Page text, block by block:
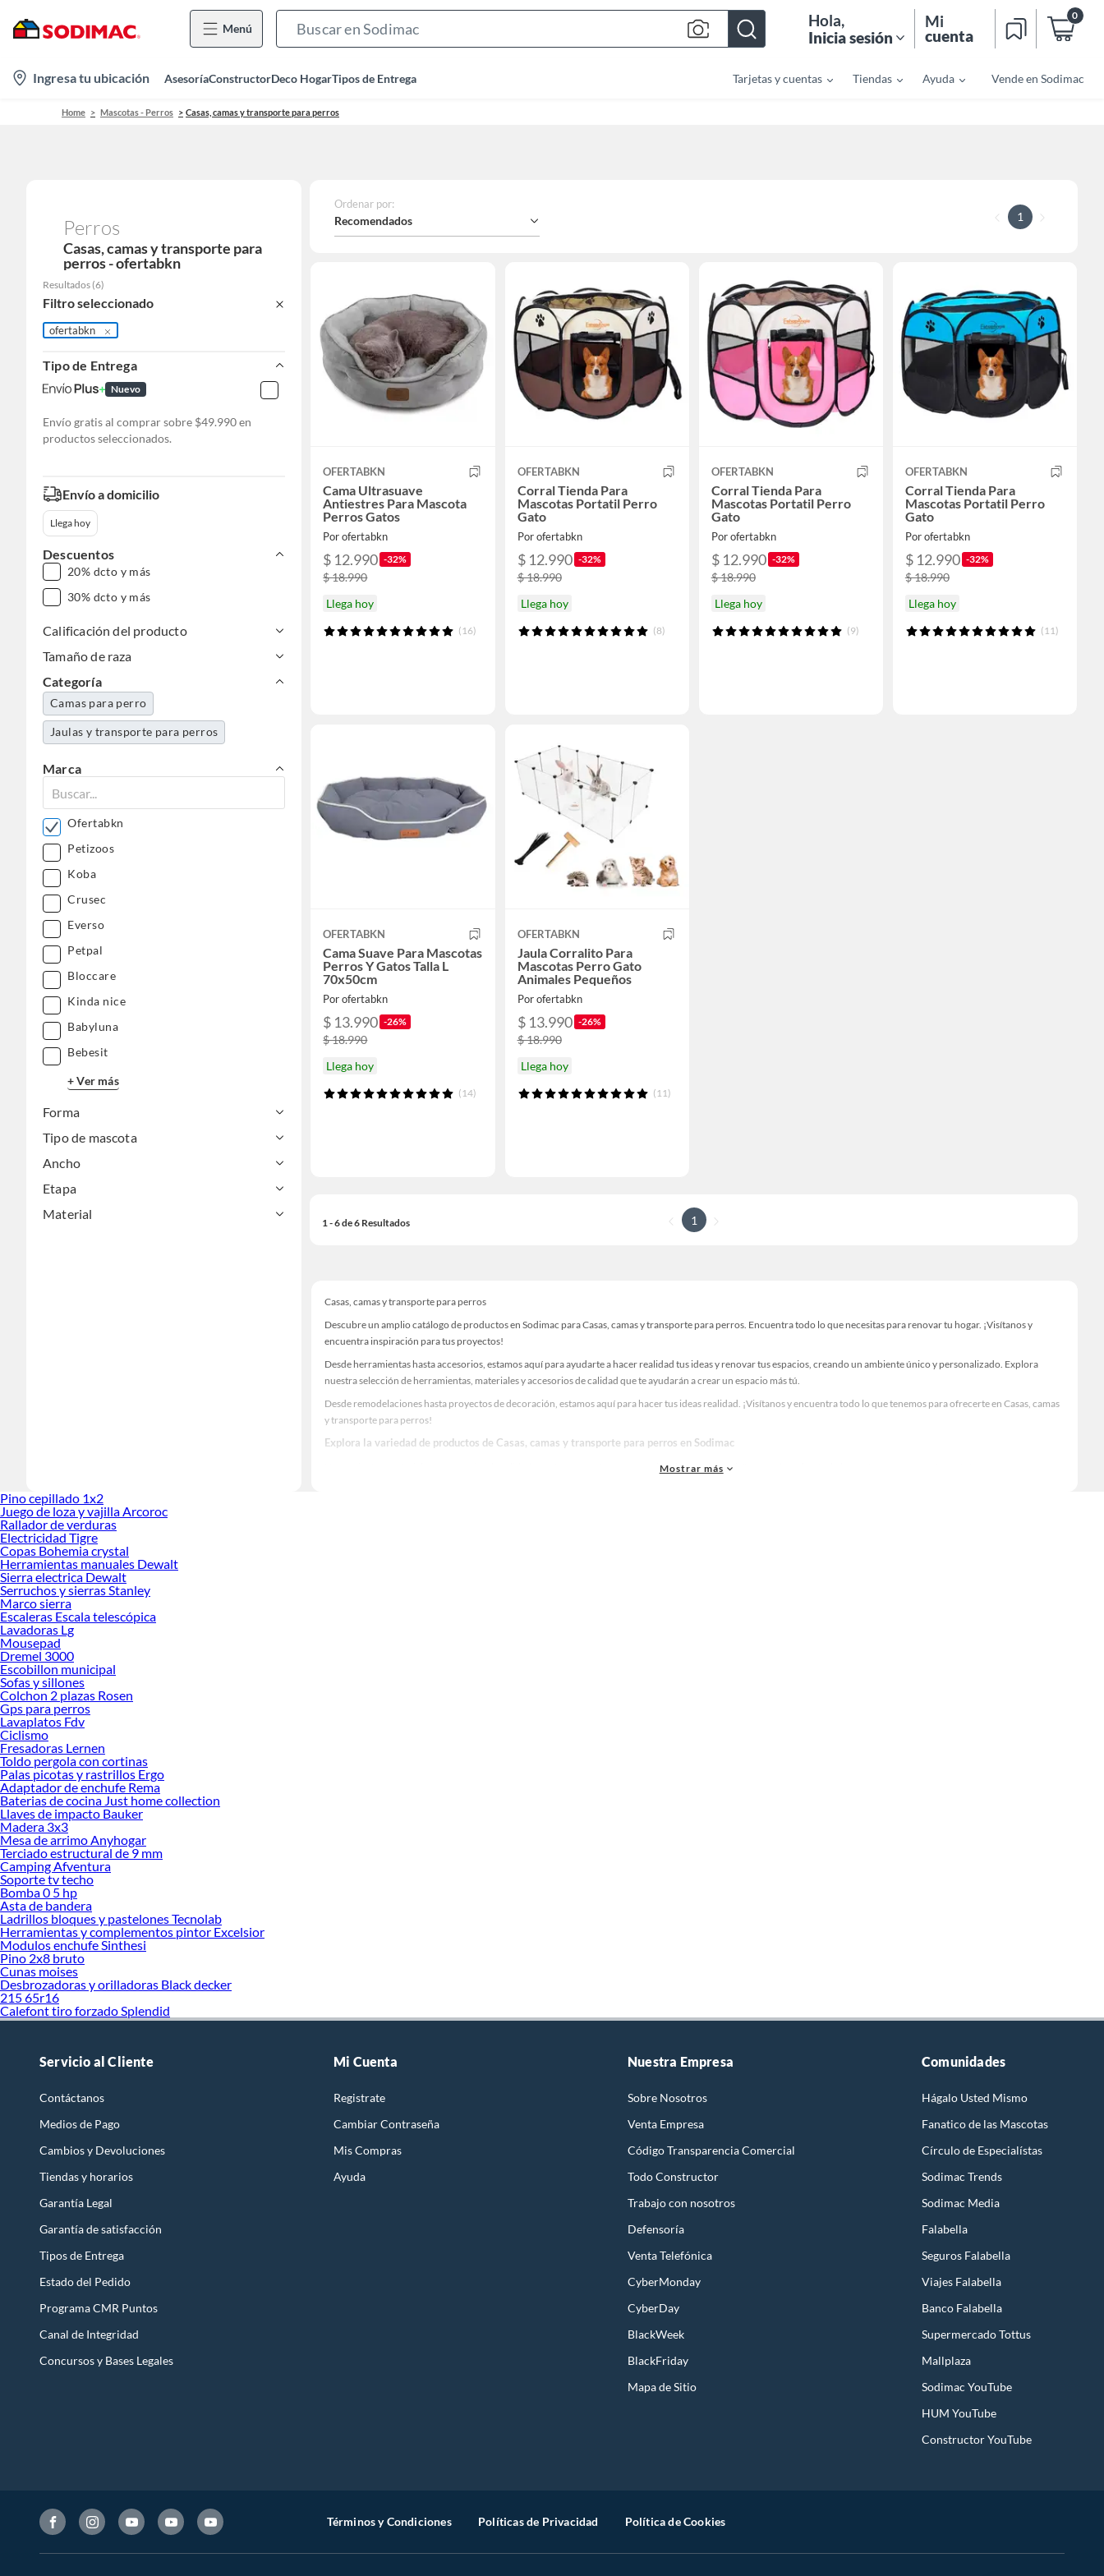
Menú
Bar
Hola,
Inicia sesión
Mi
cuenta
0
location-
icon
Ingresa tu ubicación AsesoríaConstructorDeco HogarTipos de Entrega Tarjetas y cuentas Tiendas Ayuda Vende en Sodimac
Home Mascotas - Perros Casas, camas y transporte para perros
Perros
Casas, camas y transporte para
perros - ofertabkn
Resultados (6)
Filtro seleccionado
ofertabkn
Tipo de Entrega
Nuevo
Envío gratis al comprar sobre $49.990 en
productos seleccionados.
Envío a domicilio
Llega hoy
Descuentos
20% dcto y más
30% dcto y más
Calificación del producto
Tamaño de raza
Categoría
Camas para perro
Jaulas y transporte para perros
Marca
Ofertabkn
Petizoos
Koba
Crusec
Everso
Petpal
Bloccare
Kinda nice
Babyluna
Bebesit
+ Ver más
Forma
Tipo de mascota
Ancho
Etapa
Material
Ordenar por:
Recomendados 1
OFERTABKN
Cama Ultrasuave
Antiestres Para Mascota
Perros Gatos
Por ofertabkn
$ 12.990 -32%
$ 18.990
Llega hoy
(16)
OFERTABKN
Corral Tienda Para
Mascotas Portatil Perro
Gato
Por ofertabkn
$ 12.990 -32%
$ 18.990
Llega hoy
(8)
OFERTABKN
Corral Tienda Para
Mascotas Portatil Perro
Gato
Por ofertabkn
$ 12.990 -32%
$ 18.990
Llega hoy
(9)
OFERTABKN
Corral Tienda Para
Mascotas Portatil Perro
Gato
Por ofertabkn
$ 12.990 -32%
$ 18.990
Llega hoy
(11)
OFERTABKN
Cama Suave Para Mascotas
Perros Y Gatos Talla L
70x50cm
Por ofertabkn
$ 13.990 -26%
$ 18.990
Llega hoy
(14)
OFERTABKN
Jaula Corralito Para
Mascotas Perro Gato
Animales Pequeños
Por ofertabkn
$ 13.990 -26%
$ 18.990
Llega hoy
(11)
1 - 6 de 6 Resultados 1
Casas, camas y transporte para perros
Descubre un amplio catálogo de productos en Sodimac para Casas, camas y transporte para perros. Encuentra todo lo que necesitas para renovar tu hogar. ¡Visítanos y
encuentra inspiración para tus proyectos!
Desde herramientas hasta accesorios, estamos aquí para ayudarte a hacer realidad tus ideas y renovar tus espacios, creando un ambiente único y personalizado. Explora
nuestra selección de herramientas, materiales y accesorios de calidad que te ayudarán a crear un espacio más tú.
Desde remodelaciones hasta proyectos de decoración, estamos aquí para hacer tus ideas realidad. ¡Visítanos y encuentra todo lo que tenemos para ofrecerte en Casas, camas
y transporte para perros!
Explora la variedad de productos de Casas, camas y transporte para perros en Sodimac
Herramientas, materiales y accesorios de calidad para tus proyectos y renovación de espacios. ¡Visítanos y descubre todo lo que tenemos para ofrecerte!
Mostrar más
Pino cepillado 1x2
Juego de loza y vajilla Arcoroc
Rallador de verduras
Electricidad Tigre
Copas Bohemia crystal
Herramientas manuales Dewalt
Sierra electrica Dewalt
Serruchos y sierras Stanley
Marco sierra
Escaleras Escala telescópica
Lavadoras Lg
Mousepad
Dremel 3000
Escobillon municipal
Sofas y sillones
Colchon 2 plazas Rosen
Gps para perros
Lavaplatos Fdv
Ciclismo
Fresadoras Lernen
Toldo pergola con cortinas
Palas picotas y rastrillos Ergo
Adaptador de enchufe Rema
Baterias de cocina Just home collection
Llaves de impacto Bauker
Madera 3x3
Mesa de arrimo Anyhogar
Terciado estructural de 9 mm
Camping Afventura
Soporte tv techo
Bomba 0 5 hp
Asta de bandera
Ladrillos bloques y pastelones Tecnolab
Herramientas y complementos pintor Excelsior
Modulos enchufe Sinthesi
Pino 2x8 bruto
Cunas moises
Desbrozadoras y orilladoras Black decker
215 65r16
Calefont tiro forzado Splendid
Servicio al Cliente
Contáctanos
Medios de Pago
Cambios y Devoluciones
Tiendas y horarios
Garantía Legal
Garantía de satisfacción
Tipos de Entrega
Estado del Pedido
Programa CMR Puntos
Canal de Integridad
Concursos y Bases Legales
Mi Cuenta
Registrate
Cambiar Contraseña
Mis Compras
Ayuda
Nuestra Empresa
Sobre Nosotros
Venta Empresa
Código Transparencia Comercial
Todo Constructor
Trabajo con nosotros
Defensoría
Venta Telefónica
CyberMonday
CyberDay
BlackWeek
BlackFriday
Mapa de Sitio
Comunidades
Hágalo Usted Mismo
Fanatico de las Mascotas
Círculo de Especialístas
Sodimac Trends
Sodimac Media
Falabella
Seguros Falabella
Viajes Falabella
Banco Falabella
Supermercado Tottus
Mallplaza
Sodimac YouTube
HUM YouTube
Constructor YouTube
Términos y Condiciones Políticas de Privacidad Política de Cookies